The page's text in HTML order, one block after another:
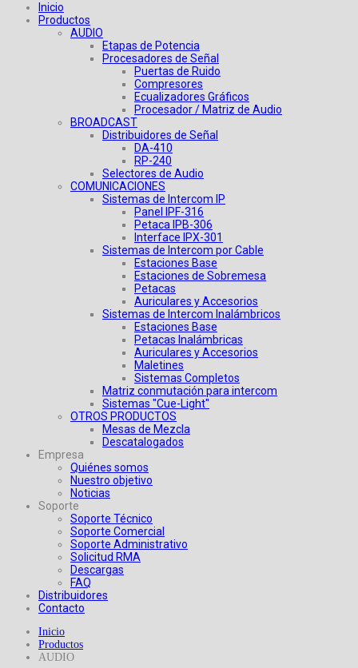
Inicio
Productos
AUDIO
Etapas de Potencia
Procesadores de Señal
Puertas de Ruido
Compresores
Ecualizadores Gráficos
Procesador / Matriz de Audio
BROADCAST
Distribuidores de Señal
DA-410
RP-240
Selectores de Audio
COMUNICACIONES
Sistemas de Intercom IP
Panel IPF-316
Petaca IPB-306
Interface IPX-301
Sistemas de Intercom por Cable
Estaciones Base
Estaciones de Sobremesa
Petacas
Auriculares y Accesorios
Sistemas de Intercom Inalámbricos
Estaciones Base
Petacas Inalámbricas
Auriculares y Accesorios
Maletines
Sistemas Completos
Matriz conmutación para intercom
Sistemas "Cue-Light"
OTROS PRODUCTOS
Mesas de Mezcla
Descatalogados
Empresa
Quiénes somos
Nuestro objetivo
Noticias
Soporte
Soporte Técnico
Soporte Comercial
Soporte Administrativo
Solicitud RMA
Descargas
FAQ
Distribuidores
Contacto
Inicio
Productos
AUDIO